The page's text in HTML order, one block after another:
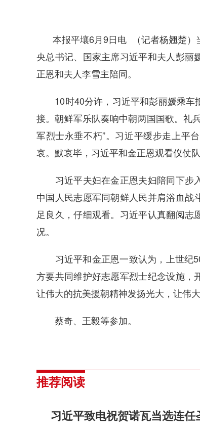
本报平壤6月9日电 （记者杨翘楚）
央总书记、国家主席习近平和夫人彭丽
正恩和夫人李雪主陪同。
10时40分许，习近平和彭丽媛乘车
接。朝鲜军乐队奏响中朝两国国歌。礼
军烈士永垂不朽”。习近平缓步走上平
哀。默哀毕，习近平和金正恩观看仪仗队
习近平夫妇在金正恩夫妇陪同下步
中国人民志愿军同朝鲜人民并肩浴血
足良久，仔细观看。习近平认真翻阅
况。
习近平和金正恩一致认为，上世纪
方要共同维护好志愿军烈士纪念设施，
让伟大的抗美援朝精神发扬光大，让伟
蔡奇、王毅等参加。
推荐阅读
习近平致电祝贺诺瓦当选连